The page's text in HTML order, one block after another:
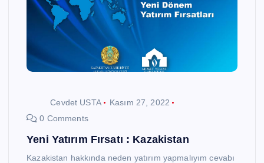
Cevdet USTA
Kasım 27, 2022
0 Comments
Yeni Yatırım Fırsatı : Kazakistan
Kazakistan hakkında neden yatırım yapmalıyım cevabı